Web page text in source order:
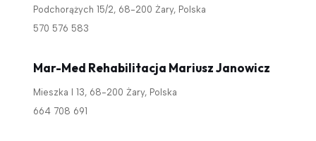
Podchorążych 15/2, 68-200 Żary, Polska
570 576 583
Mar-Med Rehabilitacja Mariusz Janowicz
Mieszka I 13, 68-200 Żary, Polska
664 708 691